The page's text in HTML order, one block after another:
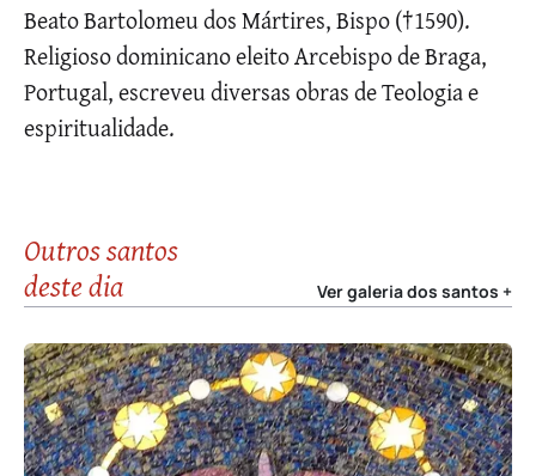
Beato Bartolomeu dos Mártires, Bispo (†1590).
Religioso dominicano eleito Arcebispo de Braga,
Portugal, escreveu diversas obras de Teologia e
espiritualidade.
Outros santos
deste dia
Ver galeria dos santos +